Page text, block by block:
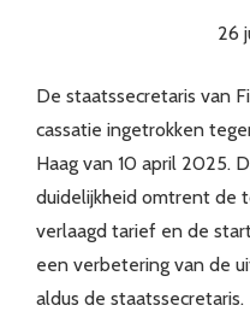
26
De staatssecretaris van
cassatie ingetrokken
Haag van 10 april 2025.
duidelijkheid omtrent de
verlaagd tarief en de
een verbetering van de
aldus de staatssecretaris.